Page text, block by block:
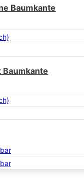
Baumkante